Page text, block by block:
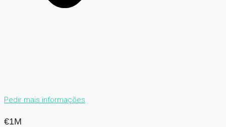
Pedir mais informações
€1M